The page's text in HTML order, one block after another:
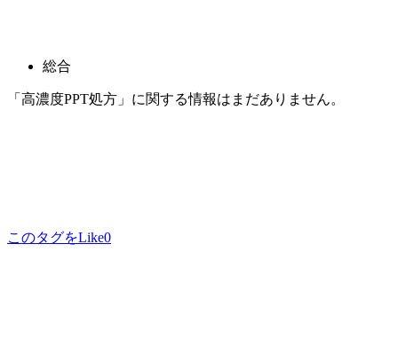
総合
「高濃度PPT処方」に関する情報はまだありません。
このタグをLike0